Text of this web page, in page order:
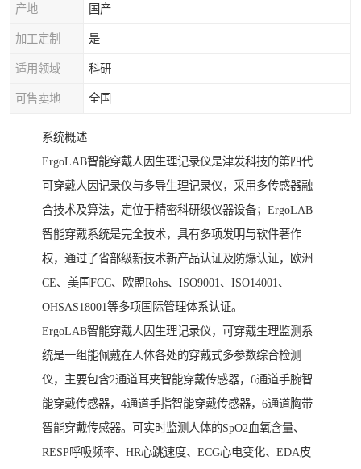
产地 国产
加工定制 是
适用领域 科研
可售卖地 全国
系统概述
ErgoLAB智能穿戴人因生理记录仪是津发科技的第四代
可穿戴人因记录仪与多导生理记录仪，采用多传感器融
合技术及算法，定位于精密科研级仪器设备；ErgoLAB
智能穿戴系统是完全技术，具有多项发明与软件著作
权，通过了省部级新技术新产品认证及防爆认证，欧洲
CE、美国FCC、欧盟Rohs、ISO9001、ISO14001、
OHSAS18001等多项国际管理体系认证。
ErgoLAB智能穿戴人因生理记录仪，可穿戴生理监测系
统是一组能佩戴在人体各处的穿戴式多参数综合检测
仪，主要包含2通道耳夹智能穿戴传感器，6通道手腕智
能穿戴传感器，4通道手指智能穿戴传感器，6通道胸带
智能穿戴传感器。可实时监测人体的SpO2血氧含量、
RESP呼吸频率、HR心跳速度、ECG心电变化、EDA皮